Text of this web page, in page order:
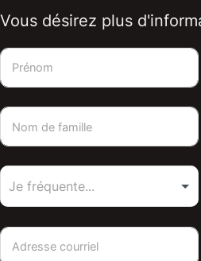
Vous désirez plus